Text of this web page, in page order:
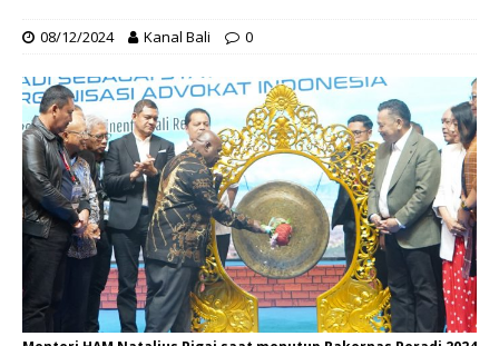
08/12/2024 Kanal Bali 0